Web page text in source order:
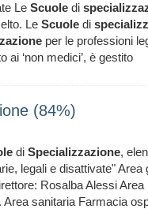
Le Scuole di
Le Scuole di
per le professioni
‘non medici’, è gestito
(84%)
di Specializzazione,
legali e disattivate"
Rosalba Alessi
Area sanitaria Farmacia